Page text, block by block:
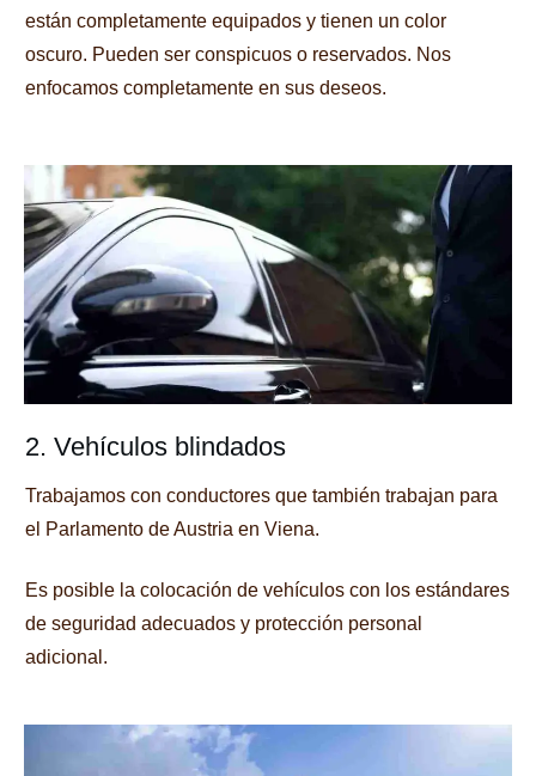
están completamente equipados y tienen un color
oscuro. Pueden ser conspicuos o reservados. Nos
enfocamos completamente en sus deseos.
2. Vehículos blindados
Trabajamos con conductores que también trabajan para
el Parlamento de Austria en Viena.
Es posible la colocación de vehículos con los estándares
de seguridad adecuados y protección personal
adicional.